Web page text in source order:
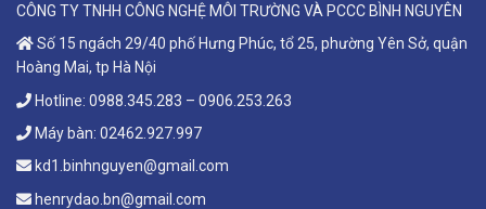
CÔNG TY TNHH CÔNG NGHỆ MÔI TRƯỜNG VÀ PCCC BÌNH NGUYÊN
Số 15 ngách 29/40 phố Hưng Phúc, tổ 25, phường Yên Sở, quận
Hoàng Mai, tp Hà Nội
Hotline: 0988.345.283 – 0906.253.263
Máy bàn: 02462.927.997
kd1.binhnguyen@gmail.com
henrydao.bn@gmail.com